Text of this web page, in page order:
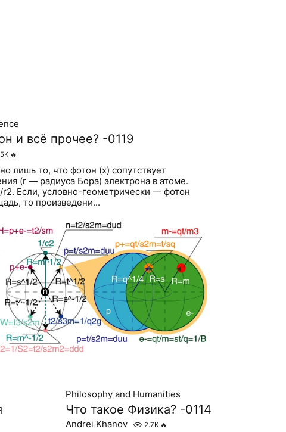
и всё прочее? -0119
🔥
лишь то, что фотон (x) сопутствует
(r — радиуса Бора) электрона в атоме.
r2. Если, условно-геометрически — фотон
то произведени...
Philosophy and Humanities
Что такое Физика? -0114
Andrei Khanov 2.7K 🔥